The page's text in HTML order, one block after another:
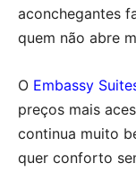
aconchegantes
quem não abre
O Embassy
preços mais
continua muito
quer conforto